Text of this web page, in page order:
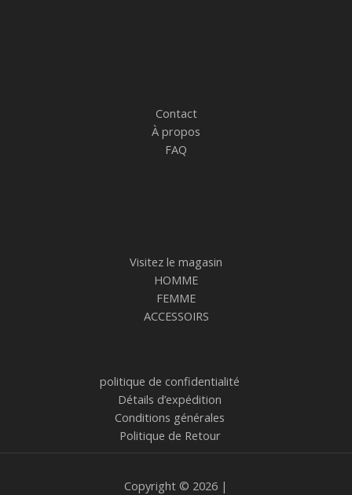
Contact
À propos
FAQ
Visitez le magasin
HOMME
FEMME
ACCESSOIRS
politique de confidentialité
Détails d’expédition
Conditions générales
Politique de Retour
Copyright © 2026 |